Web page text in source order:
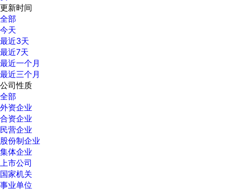
更新时间
全部
今天
最近3天
最近7天
最近一个月
最近三个月
公司性质
全部
外资企业
合资企业
民营企业
股份制企业
集体企业
上市公司
国家机关
事业单位